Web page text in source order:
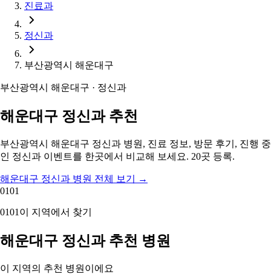
진료과
정신과
부산광역시 해운대구
부산광역시 해운대구 · 정신과
해운대구 정신과 추천
부산광역시 해운대구 정신과 병원, 진료 정보, 방문 후기, 진행 중
인 정신과 이벤트를 한곳에서 비교해 보세요. 20곳 등록.
해운대구 정신과 병원 전체 보기
→
0101
0101 이 지역에서 찾기
해운대구 정신과 추천 병원
이 지역의 추천 병원이에요